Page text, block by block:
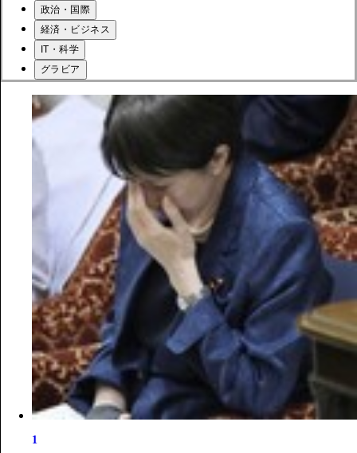
政治・国際
経済・ビジネス
IT・科学
グラビア
1